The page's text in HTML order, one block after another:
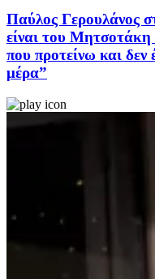
Παύλος Γερουλάνος
είναι του
που προτείνω και δεν
μέρα”